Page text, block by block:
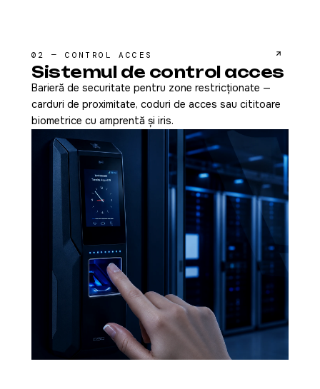
02 — CONTROL ACCES
Sistemul de control acces
Barieră de securitate pentru zone restricționate —
carduri de proximitate, coduri de acces sau cititoare
biometrice cu amprentă și iris.